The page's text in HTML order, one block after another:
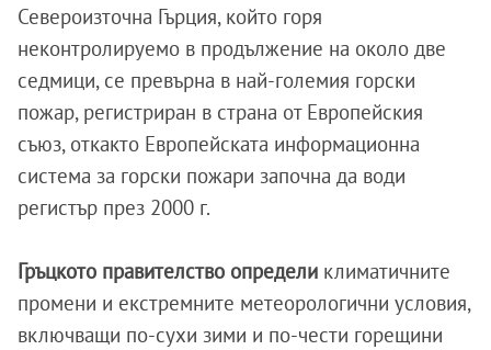
Североизточна Гърция, който горя
неконтролируемо в продължение на около две
седмици, се превърна в най-големия горски
пожар, регистриран в страна от Европейския
съюз, откакто Европейската информационна
система за горски пожари започна да води
регистър през 2000 г.
Гръцкото правителство определи климатичните
промени и екстремните метеорологични условия,
включващи по-сухи зими и по-чести горещини